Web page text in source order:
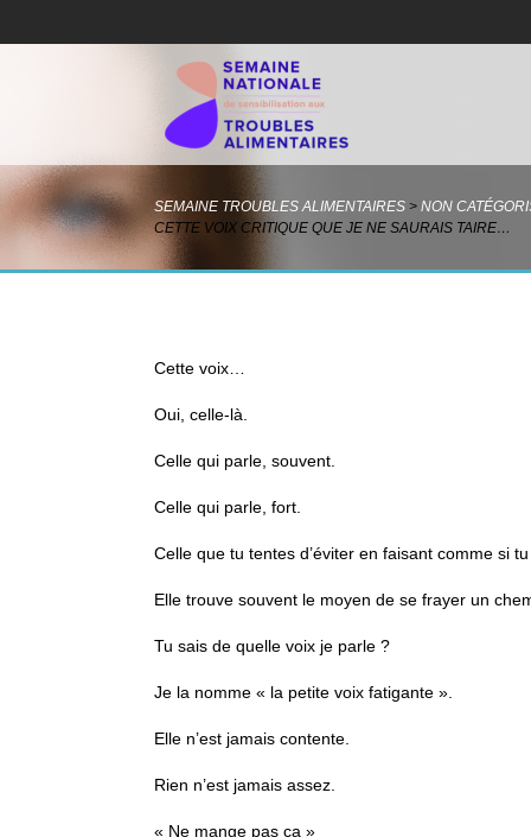
SEMAINE TROUBLES ALIMENTAIRES > NON
CETTE VOIX CRITIQUE QUE JE NE SAURAIS TAIRE…
Cette voix…
Oui, celle-là.
Celle qui parle, souvent.
Celle qui parle, fort.
Celle que tu tentes d’éviter en faisant comme si
Elle trouve souvent le moyen de se frayer un
Tu sais de quelle voix je parle ?
Je la nomme « la petite voix fatigante ».
Elle n’est jamais contente.
Rien n’est jamais assez.
« Ne mange pas ça »